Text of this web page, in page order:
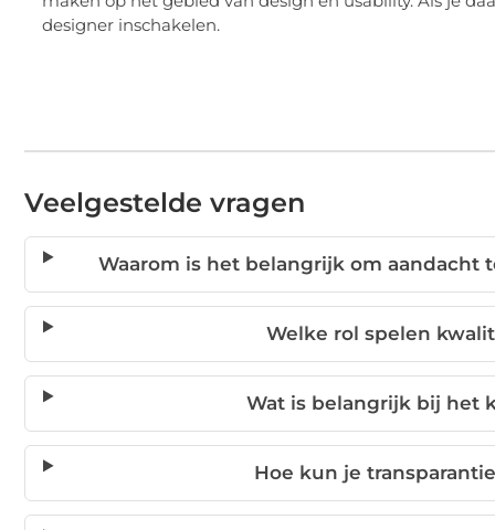
designer inschakelen.
Veelgestelde vragen
Waarom is het belangrijk om aandacht
Welke rol spelen
Wat is belangrijk bij het
Hoe kun je